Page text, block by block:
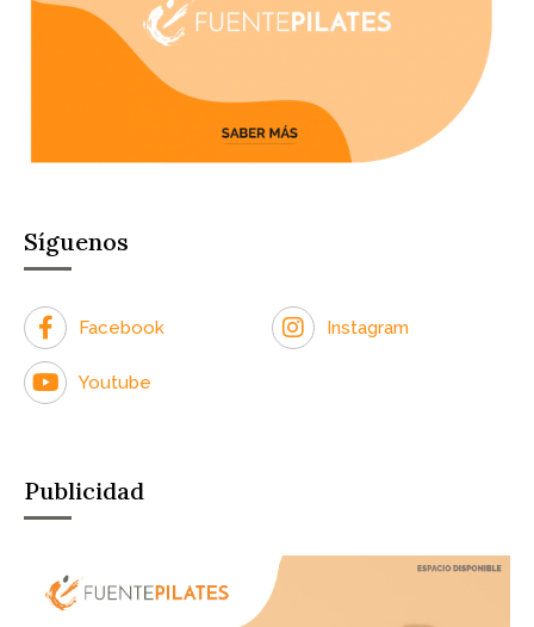
Síguenos
Facebook Instagram
Youtube
Publicidad